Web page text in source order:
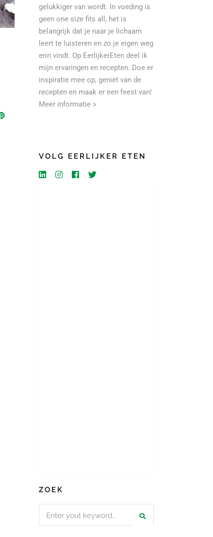
gelukkiger van wordt. In voeding is
geen one size fits all, het is
belangrijk dat je naar je lichaam
leert te luisteren en zo je eigen weg
erin vindt. Op EerlijkerEten deel ik
mijn ervaringen en recepten. Doe er
inspiratie mee op, geniet van de
recepten en maak er een feest van!
Meer informatie >
VOLG EERLIJKER ETEN
ZOEK